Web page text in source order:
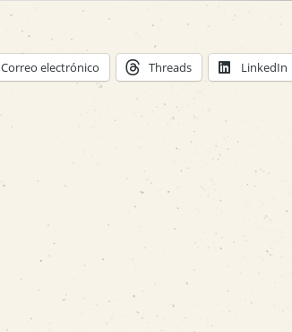
Correo electrónico Threads LinkedIn